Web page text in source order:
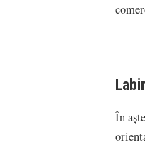
În